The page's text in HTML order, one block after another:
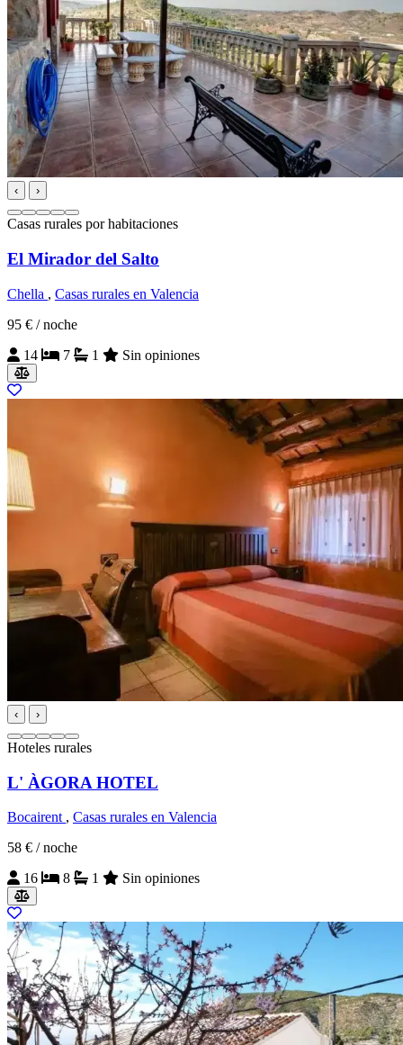
‹ ›
Casas rurales por habitaciones
El Mirador del Salto
Chella , Casas rurales en Valencia
95 € / noche
14
7 1 Sin opiniones
‹ ›
Hoteles rurales
L' ÀGORA HOTEL
Bocairent , Casas rurales en Valencia
58 € / noche
16
8 1 Sin opiniones